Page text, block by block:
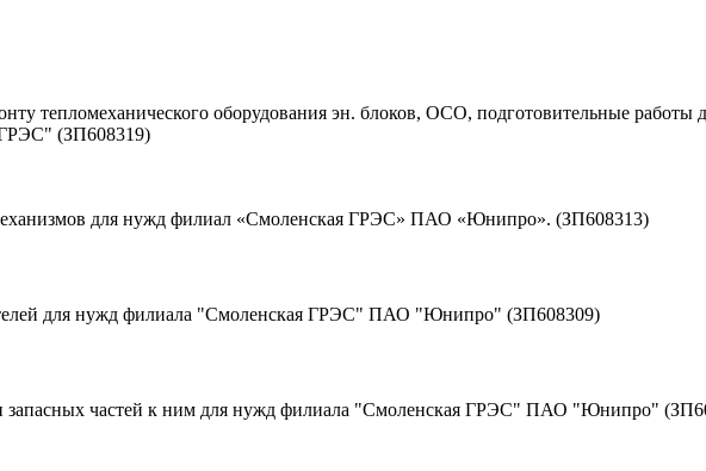
тепломеханического оборудования эн. блоков, ОСО, подготовительные
(ЗП608319)
для нужд филиал «Смоленская ГРЭС» ПАО «Юнипро». (ЗП608313)
для нужд филиала "Смоленская ГРЭС" ПАО "Юнипро" (ЗП608309)
и запасных частей к ним для нужд филиала "Смоленская ГРЭС" ПАО "Юнипро"